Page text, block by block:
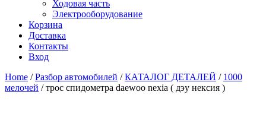
Ходовая часть
Электрооборудование
Корзина
Доставка
Контакты
Вход
Home /Разбор автомобилей /КАТАЛОГ ДЕТАЛЕЙ / 1000
мелочей / трос спидометра daewoo nexia ( дэу нексия )